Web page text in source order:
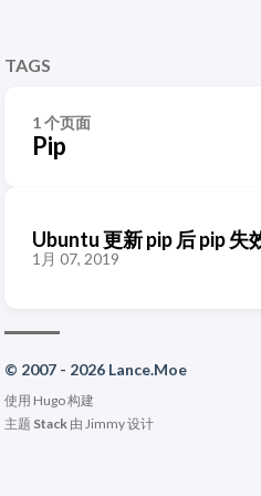
TAGS
1 个页面
Pip
Ubuntu 更新 pip 后 pip 失
1月 07, 2019
© 2007 - 2026 Lance.Moe
使用 Hugo构建
主题 Stack由 Jimmy设计